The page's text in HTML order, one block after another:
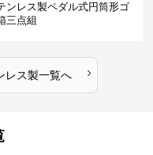
ンレス製ペダル式円筒形ゴ
三点組
レス製一覧へ ›